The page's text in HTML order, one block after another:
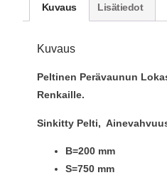
Kuvaus Lisätiedot
Kuvaus
Peltinen Perävaunun
Renkaille.
Sinkitty Pelti,
B=200 mm
S=750 mm